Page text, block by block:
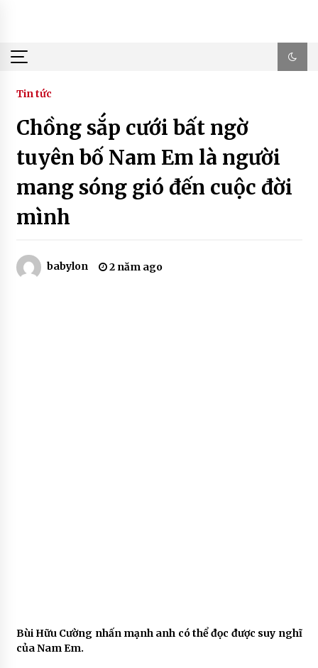
Tin tức
Chồng sắp cưới bất ngờ
tuyên bố Nam Em là người
mang sóng gió đến cuộc đời
mình
babylon 2 năm ago
Bùi Hữu Cường nhấn mạnh anh có thể đọc được suy nghĩ
của Nam Em.